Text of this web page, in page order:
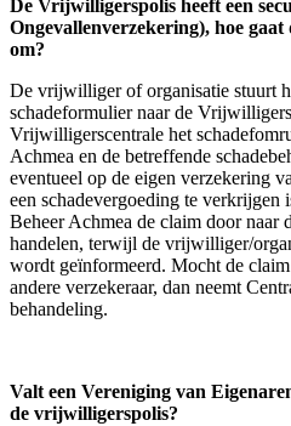
De Vrijwilligerspolis heeft een
Ongevallenverzekering), hoe gaat
om?
De vrijwilliger of organisatie stuurt
schadeformulier naar de
Vrijwilligerscentrale het
Achmea en de betreffende
eventueel op de eigen verzekering
een schadevergoeding te verkrijgen
Beheer Achmea de claim door naar
handelen, terwijl de vrijwilliger/
wordt geïnformeerd. Mocht de
andere verzekeraar, dan neemt
behandeling.
Valt een Vereniging van
de vrijwilligerspolis?